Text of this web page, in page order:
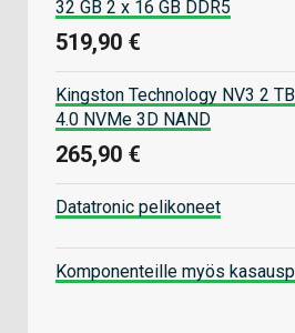
32 GB 2 x 16 GB DDR5
519,90 €
Kingston Technology NV3 2
4.0 NVMe 3D NAND
265,90 €
Datatronic pelikoneet
Komponenteille myös